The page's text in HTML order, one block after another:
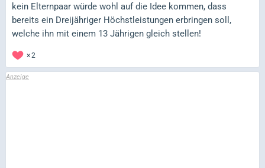
kein Elternpaar würde wohl auf die Idee kommen, dass
bereits ein Dreijähriger Höchstleistungen erbringen soll,
welche ihn mit einem 13 Jährigen gleich stellen!
2